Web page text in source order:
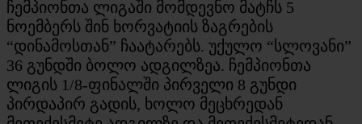
ჩემპიონთა ლიგაში მომდევნო მატჩს 5
ნოემბერს შინ ხორვატიის ზაგრების
“დინამოსთან” ჩაატარებს. უქულო “სლოვანი”
36 გუნდში ბოლო ადგილზეა. ჩემპიონთა
ლიგის 1/8-ფინალში პირველი 8 გუნდი
პირდაპირ გადის, ხოლო მეცხრედან